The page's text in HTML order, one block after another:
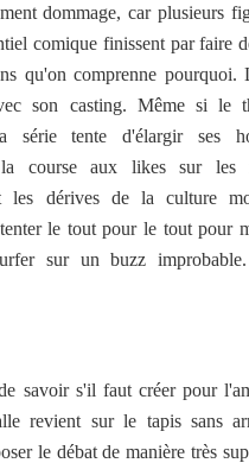
dommage, car plusieurs
comique finissent par faire
qu'on comprenne pourquoi.
son casting. Même si le
série tente d'élargir ses
la course aux likes sur les
les dérives de la culture
le tout pour le tout pour
sur un buzz
savoir s'il faut créer pour
revient sur le tapis sans
le débat de manière très